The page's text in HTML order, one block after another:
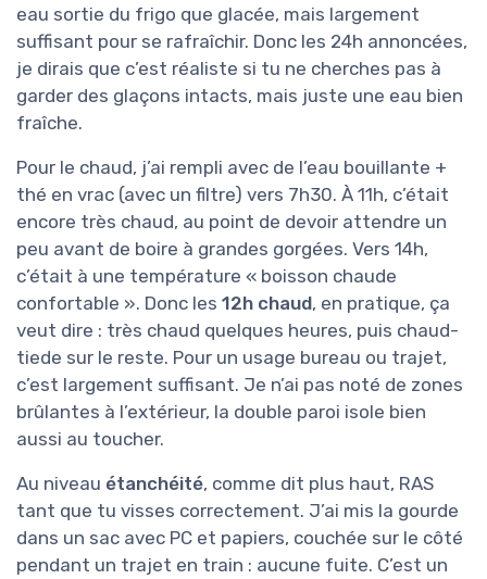
eau sortie du frigo que glacée, mais largement
suffisant pour se rafraîchir. Donc les 24h annoncées,
je dirais que c’est réaliste si tu ne cherches pas à
garder des glaçons intacts, mais juste une eau bien
fraîche.
Pour le chaud, j’ai rempli avec de l’eau bouillante +
thé en vrac (avec un filtre) vers 7h30. À 11h, c’était
encore très chaud, au point de devoir attendre un
peu avant de boire à grandes gorgées. Vers 14h,
c’était à une température « boisson chaude
confortable ». Donc les 12h chaud, en pratique, ça
veut dire : très chaud quelques heures, puis chaud-
tiede sur le reste. Pour un usage bureau ou trajet,
c’est largement suffisant. Je n’ai pas noté de zones
brûlantes à l’extérieur, la double paroi isole bien
aussi au toucher.
Au niveau étanchéité, comme dit plus haut, RAS
tant que tu visses correctement. J’ai mis la gourde
dans un sac avec PC et papiers, couchée sur le côté
pendant un trajet en train : aucune fuite. C’est un